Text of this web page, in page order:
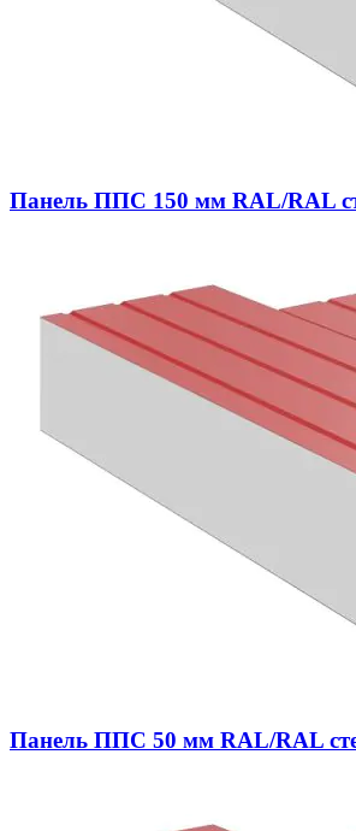
Панель ППС 150 мм RAL/RAL
Панель ППС 50 мм RAL/RAL